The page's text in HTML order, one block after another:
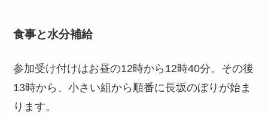
食事と水分補給
参加受け付けはお昼の12時から12時40分。その後
13時から、小さい組から順番に長坂のぼりが始ま
ります。